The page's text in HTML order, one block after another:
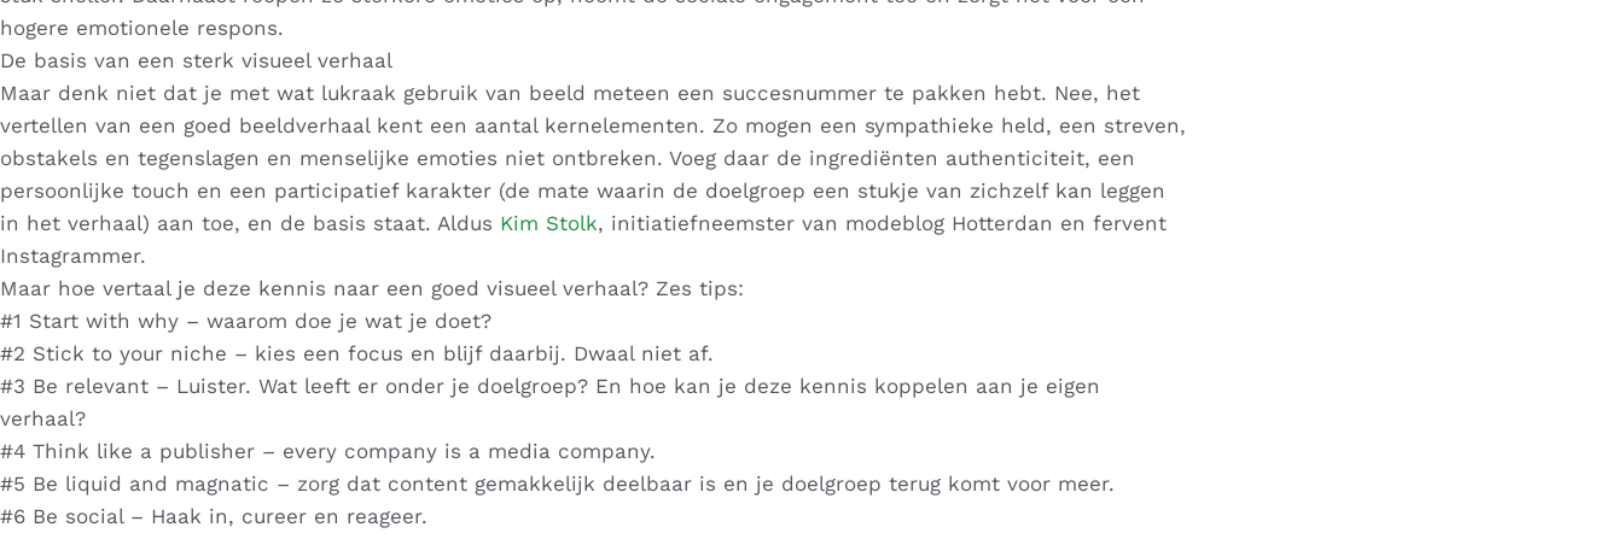
hogere emotionele respons.
De basis van een sterk visueel verhaal
Maar denk niet dat je met wat lukraak gebruik van beeld meteen een succesnummer te pakken hebt. Nee, het
vertellen van een goed beeldverhaal kent een aantal kernelementen. Zo mogen een sympathieke held, een streven,
obstakels en tegenslagen en menselijke emoties niet ontbreken. Voeg daar de ingrediënten authenticiteit, een
persoonlijke touch en een participatief karakter (de mate waarin de doelgroep een stukje van zichzelf kan leggen
in het verhaal) aan toe, en de basis staat. Aldus Kim Stolk, initiatiefneemster van modeblog Hotterdan en fervent
Instagrammer.
Maar hoe vertaal je deze kennis naar een goed visueel verhaal? Zes tips:
#1 Start with why – waarom doe je wat je doet?
#2 Stick to your niche – kies een focus en blijf daarbij. Dwaal niet af.
#3 Be relevant – Luister. Wat leeft er onder je doelgroep? En hoe kan je deze kennis koppelen aan je eigen
verhaal?
#4 Think like a publisher – every company is a media company.
#5 Be liquid and magnatic – zorg dat content gemakkelijk deelbaar is en je doelgroep terug komt voor meer.
#6 Be social – Haak in, cureer en reageer.